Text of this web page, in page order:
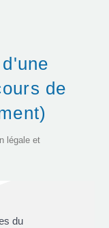
de
légale et
du